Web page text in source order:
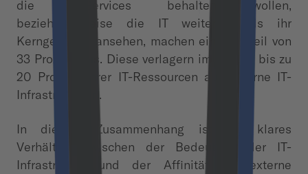
die IT-Services behalten wollen,
beziehungsweise die IT weiterhin als ihr
Kerngeschäft ansehen, machen einen Anteil von
33 Prozent aus. Diese verlagern im Schnitt bis zu
20 Prozent ihrer IT-Ressourcen auf externe IT-
Infrastrukturen.
In diesem Zusammenhang ist ein klares
Verhältnis zwischen der Bedeutung der IT-
Infrastruktur und der Affinität für externe